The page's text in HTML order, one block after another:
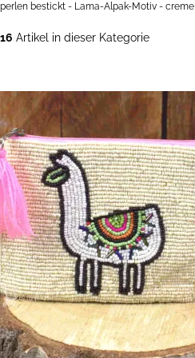
bestickt - Lama-Alpak-Motiv - creme
Artikel in dieser Kategorie